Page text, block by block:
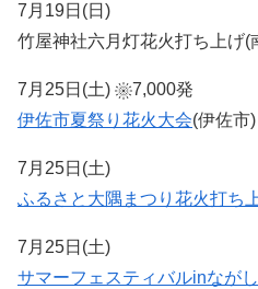
7月19日(日)
竹屋神社六月灯花火打ち上げ(
7月25日(土)
7,000発
伊佐市夏祭り花火大会(伊佐市)
7月25日(土)
ふるさと大隅まつり花火打ち
7月25日(土)
サマーフェスティバルinなが